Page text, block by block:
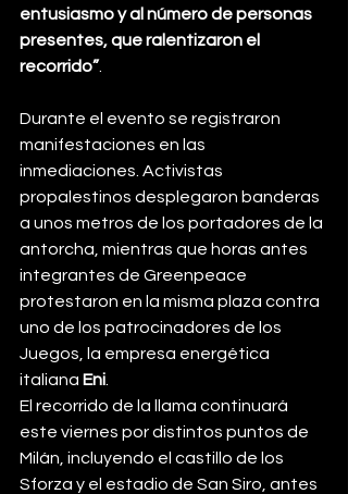
entusiasmo y al número de personas
presentes, que ralentizaron el
recorrido”
Durante el evento se registraron
manifestaciones en las
inmediaciones. Activistas
propalestinos desplegaron banderas
a unos metros de los portadores de la
antorcha, mientras que horas antes
integrantes de Greenpeace
protestaron en la misma plaza contra
uno de los patrocinadores de los
Juegos, la empresa energética
italiana Eni
El recorrido de la llama continuará
este viernes por distintos puntos de
Milán, incluyendo el castillo de los
Sforza y el estadio de San Siro, antes